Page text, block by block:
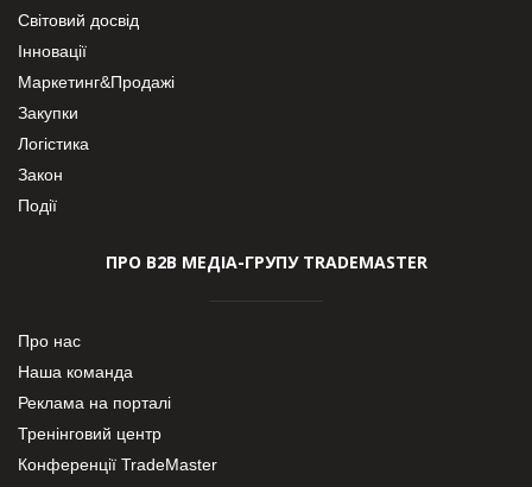
Світовий досвід
Інновації
Маркетинг&Продажі
Закупки
Логістика
Закон
Події
ПРО В2В МЕДІА-ГРУПУ TRADEMASTER
Про нас
Наша команда
Реклама на порталі
Тренінговий центр
Конференції TradeMaster